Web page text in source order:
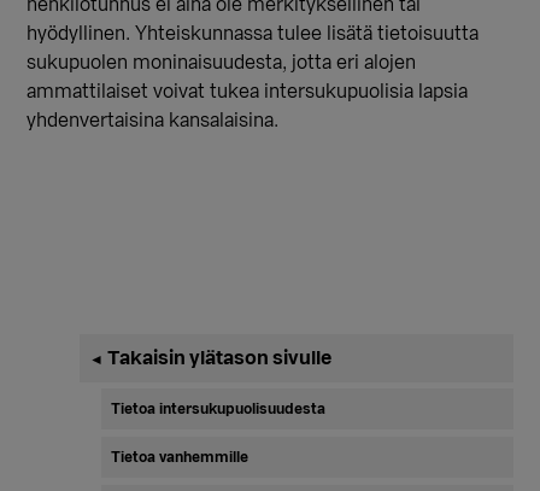
henkilötunnus ei aina ole merkityksellinen tai
hyödyllinen. Yhteiskunnassa tulee lisätä tietoisuutta
sukupuolen moninaisuudesta, jotta eri alojen
ammattilaiset voivat tukea intersukupuolisia lapsia
yhdenvertaisina kansalaisina.
Ensisijainen
sivupalkki
◄ Takaisin ylätason sivulle
Tietoa intersukupuolisuudesta
Tietoa vanhemmille